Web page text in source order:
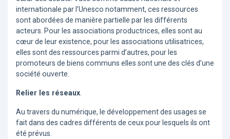
internationale par l’Unesco notamment, ces ressources
sont abordées de manière partielle par les différents
acteurs. Pour les associations productrices, elles sont au
cœur de leur existence, pour les associations utilisatrices,
elles sont des ressources parmi d’autres, pour les
promoteurs de biens communs elles sont une des clés d’une
société ouverte.
Relier les réseaux.
Au travers du numérique, le développement des usages se
fait dans des cadres différents de ceux pour lesquels ils ont
été prévus.